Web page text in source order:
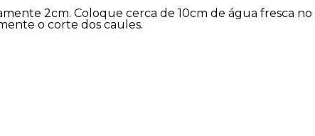
2cm. Coloque cerca de 10cm de água fresca no
o corte dos caules.